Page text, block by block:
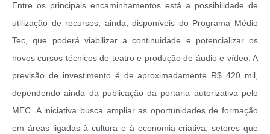
Entre os principais encaminhamentos está a possibilidade de
utilização de recursos, ainda, disponíveis do Programa Médio
Tec, que poderá viabilizar a continuidade e potencializar os
novos cursos técnicos de teatro e produção de áudio e vídeo. A
previsão de investimento é de aproximadamente R$ 420 mil,
dependendo ainda da publicação da portaria autorizativa pelo
MEC. A iniciativa busca ampliar as oportunidades de formação
em áreas ligadas à cultura e à economia criativa, setores que